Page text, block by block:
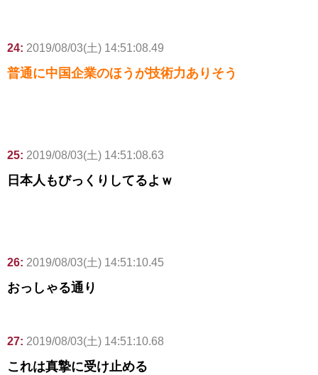
24: 2019/08/03(土) 14:51:08.49
普通に中国企業のほうが技術力ありそう
25: 2019/08/03(土) 14:51:08.63
日本人もびっくりしてるよｗ
26: 2019/08/03(土) 14:51:10.45
おっしゃる通り
27: 2019/08/03(土) 14:51:10.68
これは真摯に受け止める